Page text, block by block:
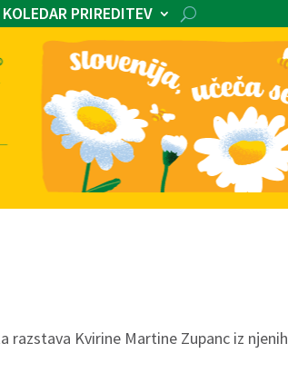
KOLEDAR PRIREDITEV
Kvirine Martine Zupanc iz njenih